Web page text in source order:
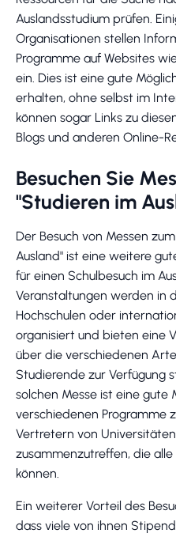
Auslandsstudium prüfen.
Organisationen stellen
Programme auf Websites
ein. Dies ist eine gute
erhalten, ohne selbst im
können sogar Links zu
Blogs und anderen Online-
Besuchen Sie
"Studieren im
Der Besuch von Messen
Ausland" ist eine weitere
für einen Schulbesuch im
Veranstaltungen werden in
Hochschulen oder
organisiert und bieten eine
über die verschiedenen
Studierende zur Verfügung
solchen Messe ist eine gute
verschiedenen Programme
Vertretern von
zusammenzutreffen, die
können.
Ein weiterer Vorteil des
dass viele von ihnen